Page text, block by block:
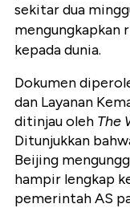
sekitar dua
mengungkapkan
kepada dunia.
Dokumen
dan Layanan
ditinjau oleh The
Ditunjukkan
Beijing
hampir lengkap
pemerintah AS